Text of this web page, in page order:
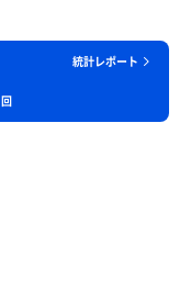
統計レポート
回